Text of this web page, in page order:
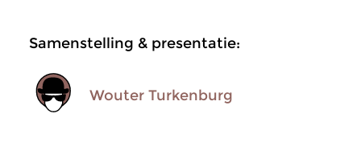
Samenstelling & presentatie:
Wouter Turkenburg